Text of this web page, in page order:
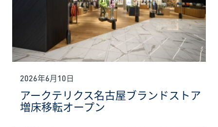
2026年6月10日
アークテリクス名古屋ブランドストア
増床移転オープン